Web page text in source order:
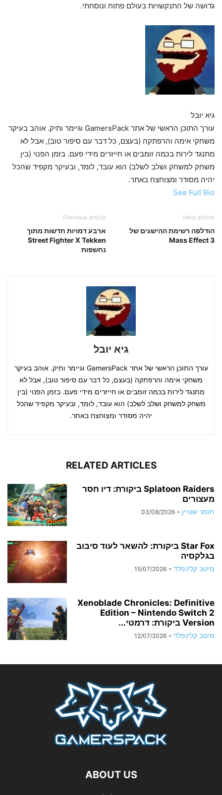
גדושה של התנקשויות בעולם פתוח ונוסחתי.
גיא יובל
עורך התוכן הראשי של אתר GamersPack וגיימר ותיק. אוהב בעיקר
משחקי אימה והרפתקה (בעצם, כל דבר עם סיפור טוב), אבל לא
מתנגד לירות בכמה זומבים או חייזרים מידי פעם. בזמן הפנוי (בין
משחק למשחק ושלב לשלב) הוא עובד, לומד, ובעיקר מקפיד שהכל
יהיה מסודר ומצוחצח באתר.
See Full Bio
Previous article
ארבע דמויות חדשות מתוך
Street Fighter X Tekken
נחשפות
Next article
הודלפה רשימת ההישגים של
Mass Effect 3
גיא יובל
עורך התוכן הראשי של אתר GamersPack וגיימר ותיק. אוהב בעיקר
משחקי אימה והרפתקה (בעצם, כל דבר עם סיפור טוב), אבל לא
מתנגד לירות בכמה זומבים או חייזרים מידי פעם. בזמן הפנוי (בין
משחק למשחק ושלב לשלב) הוא עובד, לומד, ובעיקר מקפיד שהכל
יהיה מסודר ומצוחצח באתר.
RELATED ARTICLES
Splatoon Raiders ביקורת: דיו חסר
מעצורים
תומר שטיין -
03/08/2026
Star Fox ביקורת: להשאר לעוד סיבוב
בגלקסיה
מיטב קלינפלד -
15/07/2026
Xenoblade Chronicles: Definitive
Edition – Nintendo Switch 2
Version ביקורת: דרמטי...
מיטב קלינפלד -
12/07/2026
ABOUT US